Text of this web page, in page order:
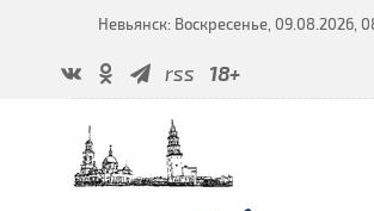
Невьянск: Воскресенье, 09.08.2026,
rss 18+